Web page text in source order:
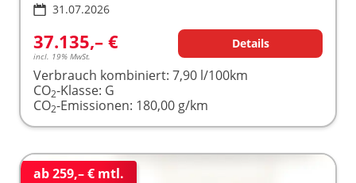
31.07.2026
37.135,– €
incl. 19% MwSt.
Details
Verbrauch kombiniert: 7,90 l/100km
CO2-Klasse: G
CO2-Emissionen: 180,00 g/km
ab 259,– € mtl.